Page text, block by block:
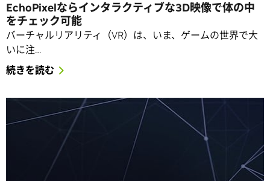
EchoPixelならインタラクティブな3D映像で体の中
をチェック可能
バーチャルリアリティ（VR）は、いま、ゲームの世界で大
いに注…
続きを読む